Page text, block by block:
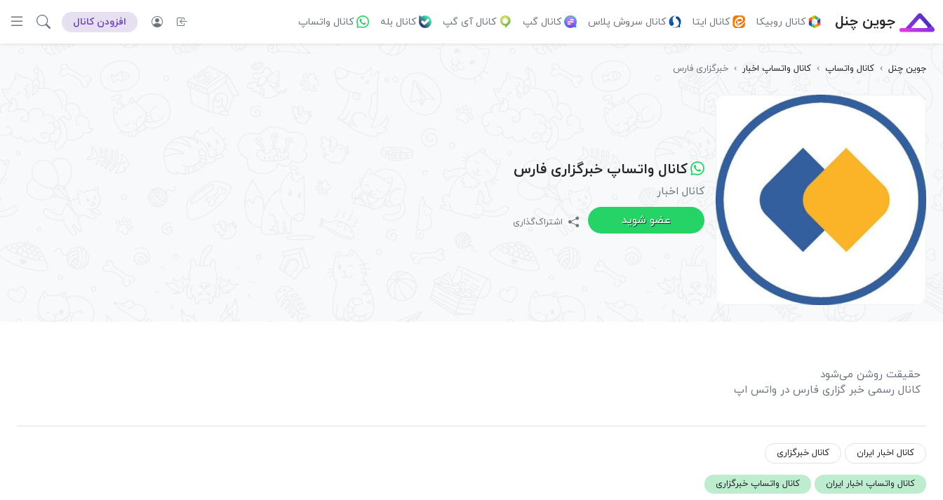
جوین چنل کانال روبیکا کانال ایتا کانال سروش پلاس کانال گپ کانال آی گپ کانال بله کانال واتساپ افزودن کانال
جوین چنل › کانال واتساپ › کانال واتساپ اخبار › خبرگزاری فارس
کانال واتساپ خبرگزاری فارس
کانال اخبار
عضو شوید
اشتراک‌گذاری
حقیقت روشن می‌شود
کانال رسمی خبر گزاری فارس در واتس اپ
کانال اخبار ایران کانال خبرگزاری
کانال واتساپ اخبار ایران کانال واتساپ خبرگزاری